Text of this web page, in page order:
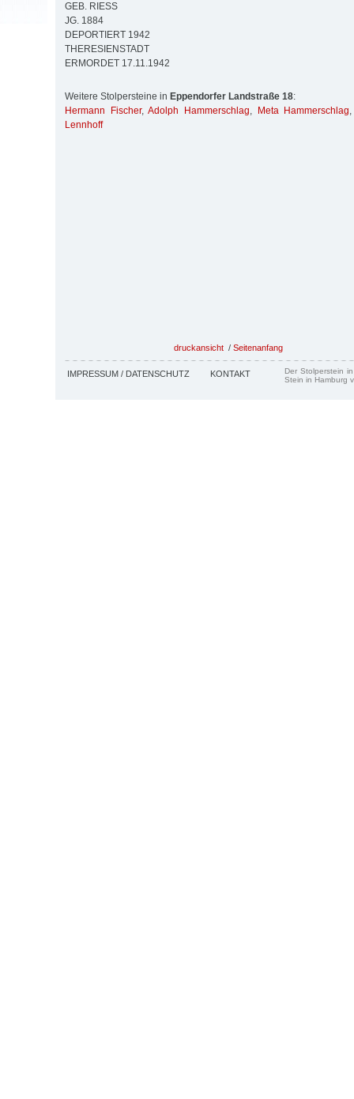
GEB. RIESS
JG. 1884
DEPORTIERT 1942
THERESIENSTADT
ERMORDET 17.11.1942
Weitere Stolpersteine in Eppendorfer Landstraße 18:
Hermann Fischer,Adolph Hammerschlag, Meta Hammerschlag
Lennhoff
druckansicht / Seitenanfang
IMPRESSUM / DATENSCHUTZ KONTAKT
Der Stolperstein
Stein in Hamburg